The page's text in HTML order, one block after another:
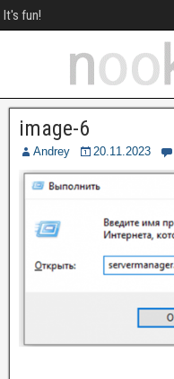
It's fun!
image-6
Andrey 20.11.2023